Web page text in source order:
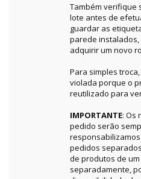
Também verifique
lote antes de
guardar as
parede
adquirir um novo
Para simples
violada porque o
reutilizado para
IMPORTANTE: Os
pedido serão
pedidos
de produtos de
separadamente,